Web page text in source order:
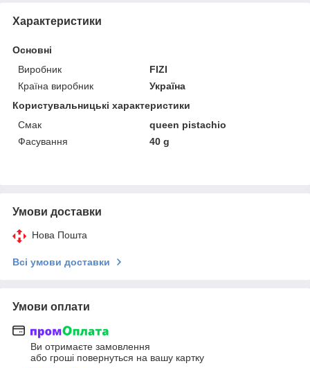
Характеристики
Основні
Виробник
FIZI
Країна виробник
Україна
Користувальницькі характеристики
Смак
queen pistachio
Фасування
40 g
Умови доставки
Нова Пошта
Всі умови доставки
Умови оплати
Ви отримаєте замовлення
або гроші повернуться на вашу картку